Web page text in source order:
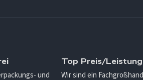
und
Top Preis/Leistung
Wir sind ein